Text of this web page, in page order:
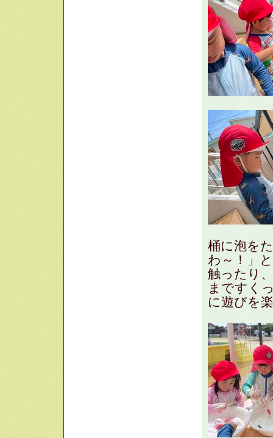
桶に泡を
わ～！」
触ったり
まですく
に遊びを